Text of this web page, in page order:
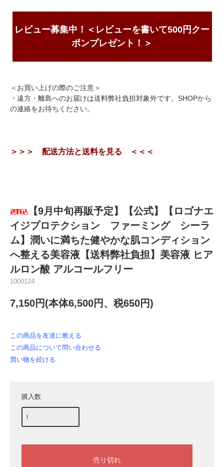
レビュー募集中！＜レビューを書いて500円クー
ポンプレゼント！＞
＜お買い上げの際のご注意＞
・遠方・離島へのお届けは送料弊社負担対象外です。SHOPから
の連絡をお待ちください。
＞＞＞ 配送方法と送料を見る ＜＜＜
【9月中旬再販予定】【公式】【ロゴナエ
イジプロテクション ファーミング シーラ
ム】潤いに満ちた健やかな肌コンディション
へ整える美容液【送料弊社負担】美容液 ヒア
ルロン酸 アルコールフリー
1000124
7,150円(本体6,500円、税650円)
この商品を友達に教える
この商品について問い合わせる
買い物を続ける
購入数